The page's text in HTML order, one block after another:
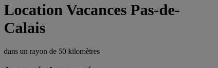
Location Vacances Pas-de-
Calais
dans un rayon de 50 kilomètres